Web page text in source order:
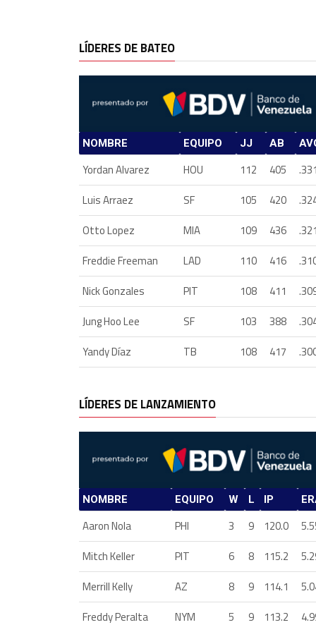
LÍDERES DE BATEO
NOMBRE EQUIPO JJ AB
Yordan Alvarez HOU 112 405
.331
Luis Arraez
SF 105 420
Otto Lopez
MIA 109 436
.321
Freddie Freeman
LAD 110 416
Nick Gonzales
PIT 108 411
Jung Hoo Lee
SF 103 388
Yandy Díaz
TB 108 417
LÍDERES DE LANZAMIENTO
NOMBRE EQUIPO W L IP
Aaron Nola PHI 3 9 120.0
Mitch Keller
PIT 6 8 115.2
Merrill Kelly
AZ 8 9 114.1
Freddy Peralta
NYM 5 9 113.2